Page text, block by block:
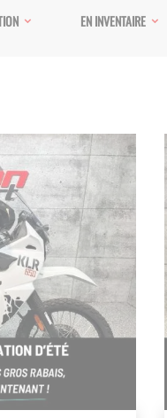
EN INVENTAIRE